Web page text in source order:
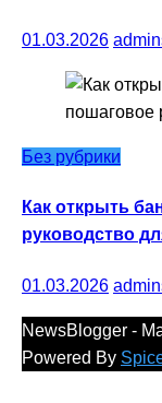
01.03.2026
Без рубрики
Как открыть
руководство
01.03.2026
NewsBlogger -
Powered By